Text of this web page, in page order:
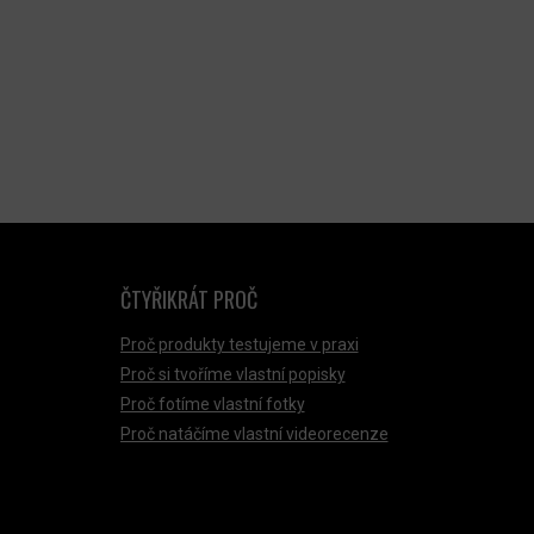
ČTYŘIKRÁT PROČ
Proč produkty testujeme v praxi
Proč si tvoříme vlastní popisky
Proč fotíme vlastní fotky
Proč natáčíme vlastní videorecenze